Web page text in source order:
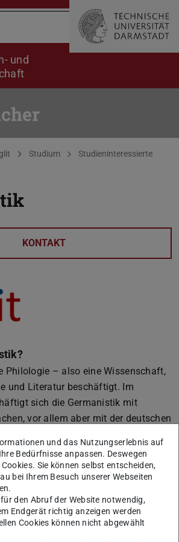
und
Studium
Studieninteressierte
KONTAKT
Philologie – also eine Wissenschaft,
und Literatur beschäftigt. Im
sich die Germanistik mit
vor allem aber mit der deutschen
Literatur erforscht. Auch
Epochen und alte Sprachstufen des
Fokus dieser Wissenschaft.
in diesem Fach?
an der TU Darmstadt,
zu Beginn des Studiums mit den
und das Nutzungserlebnis auf
Bedürfnisse anpassen. Deswegen
Sie können selbst entscheiden,
bei Ihrem Besuch unserer Webseiten
den Abruf der Website notwendig,
Endgerät richtig anzeigen werden
Cookies können nicht abgewählt